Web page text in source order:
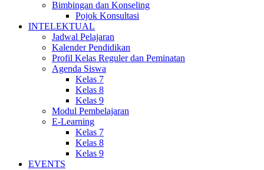
Bimbingan dan Konseling
Pojok Konsultasi
INTELEKTUAL
Jadwal Pelajaran
Kalender Pendidikan
Profil Kelas Reguler dan Peminatan
Agenda Siswa
Kelas 7
Kelas 8
Kelas 9
Modul Pembelajaran
E-Learning
Kelas 7
Kelas 8
Kelas 9
EVENTS